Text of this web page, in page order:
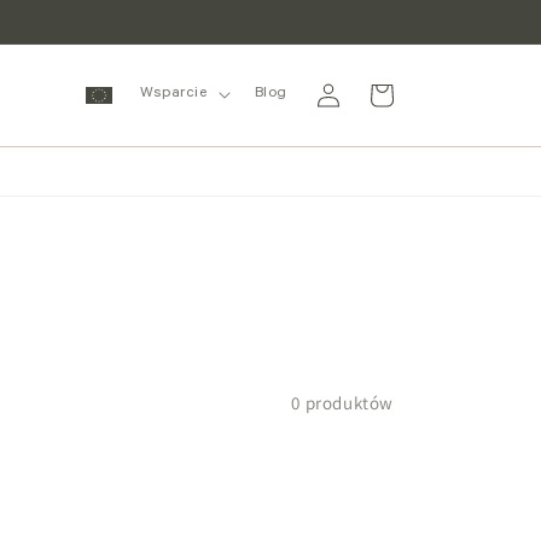
Wsparcie Blog
się
Wózek
0 produktów